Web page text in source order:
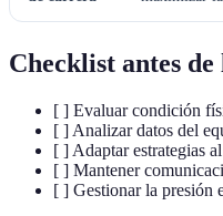
Checklist antes
[ ] Evaluar condición
[ ] Analizar datos del
[ ] Adaptar estrategias
[ ] Mantener
[ ] Gestionar la presión